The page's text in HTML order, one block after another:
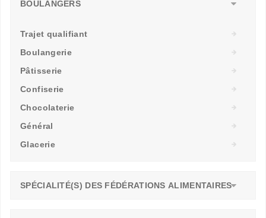
BOULANGERS
Trajet qualifiant
Boulangerie
Pâtisserie
Confiserie
Chocolaterie
Général
Glacerie
SPÉCIALITÉ(S) DES FÉDÉRATIONS ALIMENTAIRES